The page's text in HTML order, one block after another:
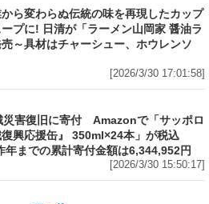
山岡家監修で創業から変わらぬ伝統の
日清が「ラーメン山岡家 醤油ラーメ
ニューアル発売～具材はチャーシュ
[2026/3/30 17:01:58]
につき1円を熊本城災害復旧に寄付
で「サッポロ生ビール黒ラベル『熊本